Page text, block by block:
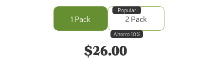
Popular
Ahorro 10%
1 Pack 2 Pack
$26.00